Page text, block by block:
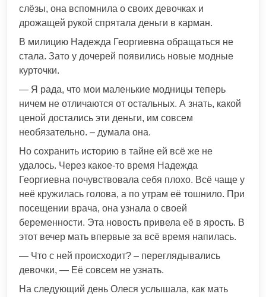
слёзы, она вспомнила о своих девочках и
дрожащей рукой спрятала деньги в карман.
В милицию Надежда Георгиевна обращаться не
стала. Зато у дочерей появились новые модные
курточки.
— Я рада, что мои маленькие модницы теперь
ничем не отличаются от остальных. А знать, какой
ценой достались эти деньги, им совсем
необязательно. – думала она.
Но сохранить историю в тайне ей всё же не
удалось. Через какое-то время Надежда
Георгиевна почувствовала себя плохо. Всё чаще у
неё кружилась голова, а по утрам её тошнило. При
посещении врача, она узнала о своей
беременности. Эта новость привела её в ярость. В
этот вечер мать впервые за всё время напилась.
— Что с ней происходит? – переглядывались
девочки, — Её совсем не узнать.
На следующий день Олеся услышала, как мать